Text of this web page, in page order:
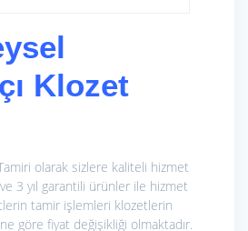
Klozet
olarak sizlere kaliteli hizmet
3 yıl garantili ürünler ile hizmet
tamir işlemleri klozetlerin
göre fiyat değişikliği olmaktadır.